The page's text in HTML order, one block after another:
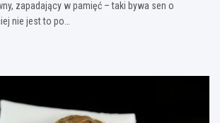
zapadający w pamięć – taki bywa sen o
nie jest to po…